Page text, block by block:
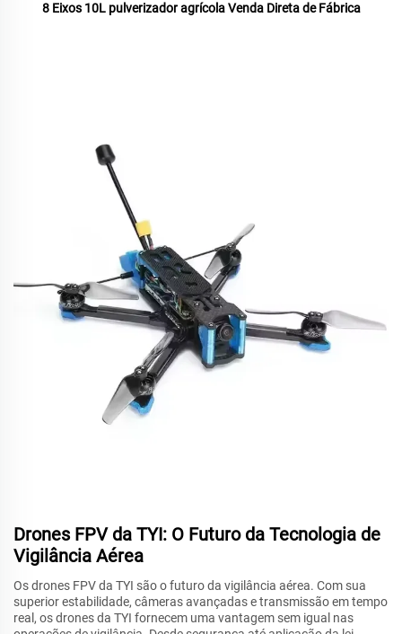
8 Eixos 10L pulverizador agrícola Venda Direta de Fábrica
Drones FPV da TYI: O Futuro da Tecnologia de
Vigilância Aérea
Os drones FPV da TYI são o futuro da vigilância aérea. Com sua
superior estabilidade, câmeras avançadas e transmissão em tempo
real, os drones da TYI fornecem uma vantagem sem igual nas